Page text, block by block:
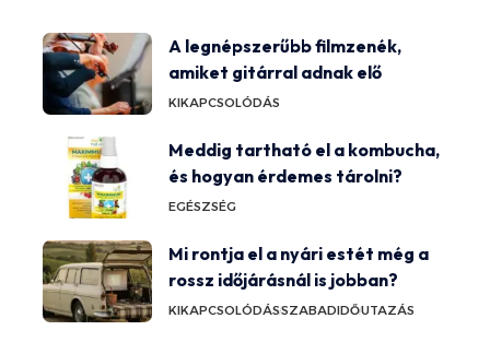
A legnépszerűbb filmzenék,
amiket gitárral adnak elő
KIKAPCSOLÓDÁS
Meddig tartható el a kombucha,
és hogyan érdemes tárolni?
EGÉSZSÉG
Mi rontja el a nyári estét még a
rossz időjárásnál is jobban?
KIKAPCSOLÓDÁSSZABADIDŐUTAZÁS